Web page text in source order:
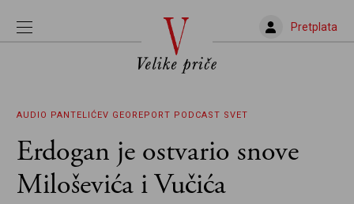
Pretplata
AUDIO PANTELIĆEV GEOREPORT PODCAST SVET
Erdogan je ostvario snove
Miloševića i Vučića